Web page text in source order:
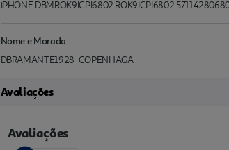
iPHONE DBMROK9ICPI6802 ROK9ICPI6802
Nome e Morada
DBRAMANTE1928-COPENHAGA
Avaliações